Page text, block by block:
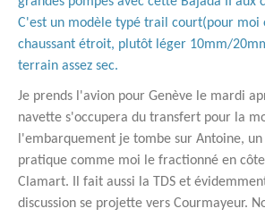
C'est un modèle typé trail court(pour moi
chaussant étroit, plutôt léger 10mm/
terrain assez sec.
Je prends l'avion pour Genève le mardi
navette s'occupera du transfert pour la
l'embarquement je tombe sur Antoine,
pratique comme moi le fractionné en
Clamart. Il fait aussi la TDS et
discussion se projette vers Courmayeur.